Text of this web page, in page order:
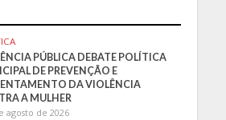
PÚBLICA DEBATE POLÍTICA
DE PREVENÇÃO E
DA VIOLÊNCIA
A MULHER
agosto de 2026